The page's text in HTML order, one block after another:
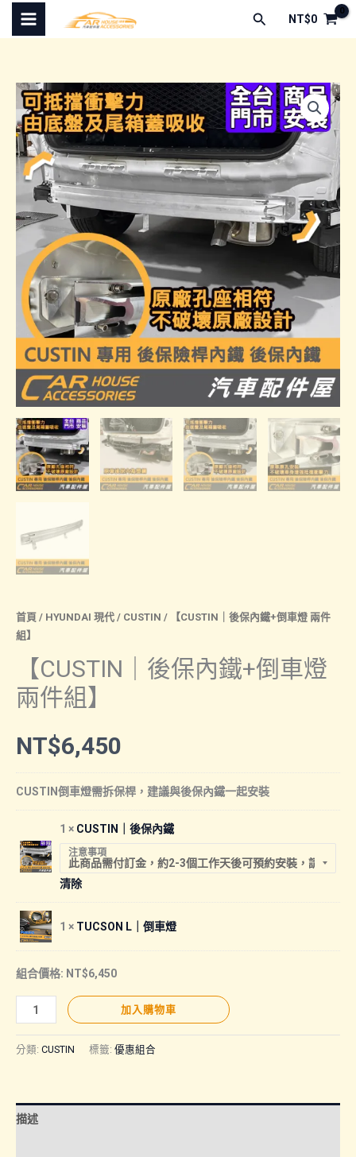
搜
尋
NT$0
首頁 / HYUNDAI 現代 / CUSTIN / 【CUSTIN｜後保內鐵+倒車燈 兩件
組】
【CUSTIN｜後保內鐵+倒車燈
兩件組】
NT$6,450
CUSTIN倒車燈需拆保桿，建議與後保內鐵一起安裝
1 × CUSTIN｜後保內鐵
注意事項
清除
1 × TUCSON L｜倒車燈
組合價格: NT$6,450
【CUSTIN
｜
後
鐵
加入購物車
分類: CUSTIN 標籤: 優惠組合
描述